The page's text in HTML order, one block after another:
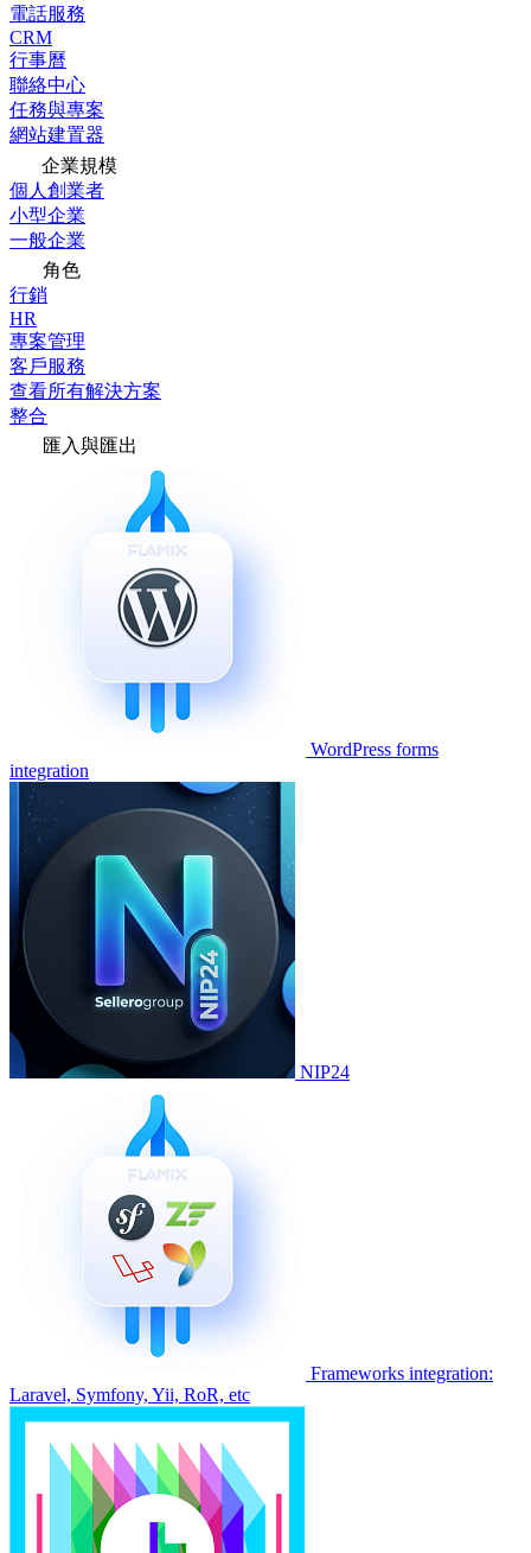
電話服務
CRM
行事曆
聯絡中心
任務與專案
網站建置器
企業規模
個人創業者
小型企業
一般企業
角色
行銷
HR
專案管理
客戶服務
查看所有解決方案
整合
匯入與匯出
WordPress forms
integration
NIP24
Frameworks integration:
Laravel, Symfony, Yii, RoR, etc